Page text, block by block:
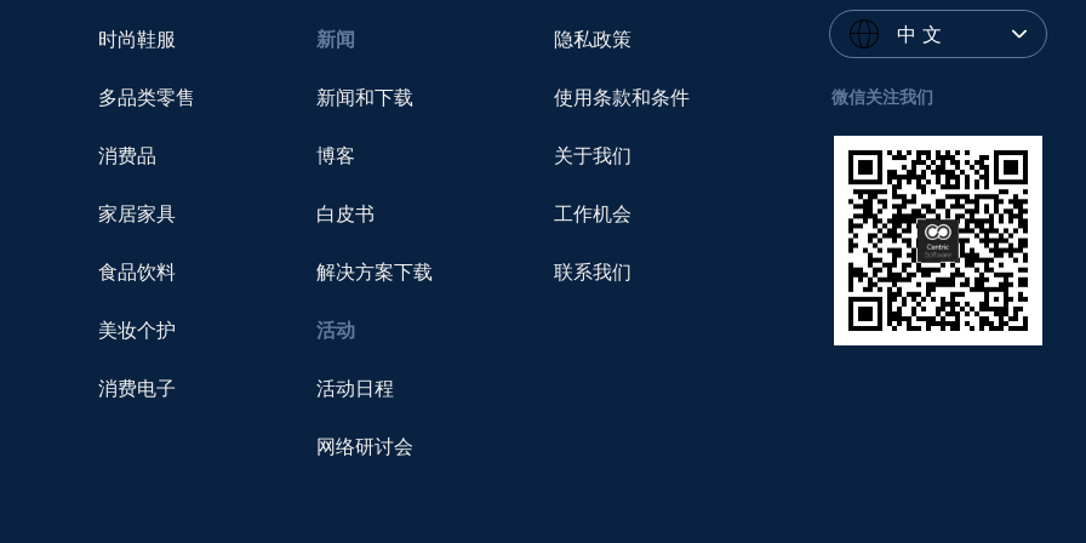
时尚鞋服
多品类零售
消费品
家居家具
食品饮料
美妆个护
消费电子
新闻
新闻和下载
博客
白皮书
解决方案下载
活动
活动日程
网络研讨会
隐私政策
使用条款和条件
关于我们
工作机会
联系我们
中 文
微信关注我们